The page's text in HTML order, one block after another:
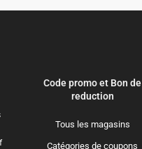
Code promo et Bon de
reduction
Tous les magasins
Catégories de coupons